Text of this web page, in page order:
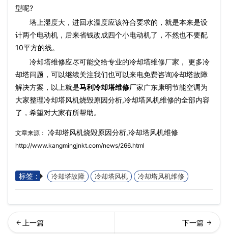
型呢?
塔上湿度大，进回水温度应该符合要求的，就是本来是设
计两个电动机，后来省钱改成四个小电动机了，不然也不要配
10平方的线。
冷却塔维修应尽可能交给专业的冷却塔维修厂家， 更多冷
却塔问题，可以继续关注我们也可以来电免费咨询冷却塔故障
解决方案，以上就是马利冷却塔维修厂家广东康明节能空调为
大家整理冷却塔风机烧毁原因分析,冷却塔风机维修的全部内容
了，希望对大家有所帮助。
文章来源： 冷却塔风机烧毁原因分析,冷却塔风机维修
http://www.kangmingjnkt.com/news/266.html
标签： 冷却塔故障 冷却塔风机 冷却塔风机维修